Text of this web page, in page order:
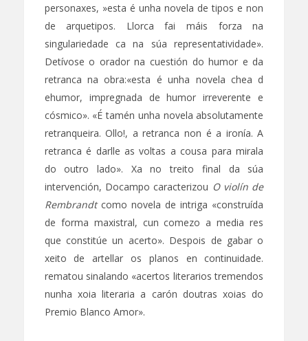
personaxes, »esta é unha novela de tipos e non
de arquetipos. Llorca fai máis forza na
singulariedade ca na súa representatividade».
Detívose o orador na cuestión do humor e da
retranca na obra:«esta é unha novela chea d
ehumor, impregnada de humor irreverente e
cósmico». «É tamén unha novela absolutamente
retranqueira. Ollo!, a retranca non é a ironía. A
retranca é darlle as voltas a cousa para mirala
do outro lado». Xa no treito final da súa
intervención, Docampo caracterizou O violín de
Rembrandtcomo novela de intriga «construída
de forma maxistral, cun comezo a media res
que constitúe un acerto». Despois de gabar o
xeito de artellar os planos en continuidade.
rematou sinalando «acertos literarios tremendos
nunha xoia literaria a carón doutras xoias do
Premio Blanco Amor».